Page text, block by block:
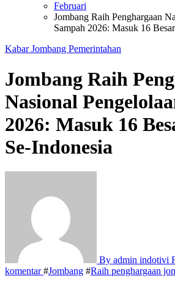
Februari
Jombang Raih Penghargaan
Sampah 2026: Masuk 16
Kabar Jombang Pemerintahan
Jombang Raih
Nasional
2026: Masuk 16
Se-Indonesia
By admin indotivi
komentar#Jombang #Raih penghargaan